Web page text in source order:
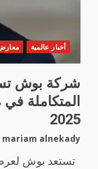
أخبار عالمية
شركة بوش
المتكاملة
2025
mariam alnekady
تستعد بوش